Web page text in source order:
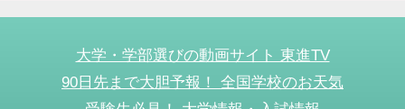
大学・学部選びの動画サイト 東進TV
90日先まで大胆予報！ 全国学校のお天気